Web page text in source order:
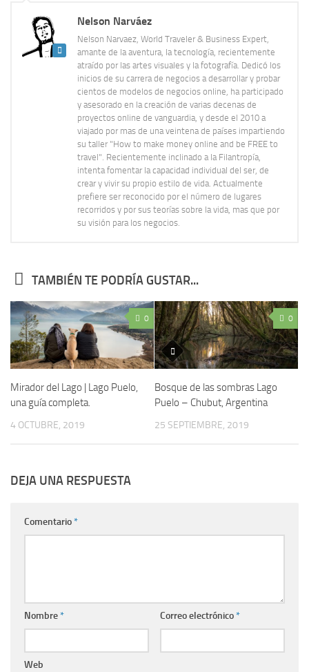
Nelson Narváez
Nelson Narvaez, World Traveler & Business Expert,
amante de la aventura, la tecnología, recientemente
atraído por las artes visuales y la fotografía. Dedicó los
inicios de su carrera de negocios a desarrollar y probar
cientos de modelos de negocios online, ha participado
y asesorado en la creación de varias decenas de
proyectos online de vanguardia, y desde el 2010 a
viajado por mas de una veintena de países impartiendo
su taller "How to make money online and be FREE to
travel". Recientemente inclinado a la Filantropía,
intenta fomentar la capacidad individual del ser, de
crear y vivir su propio estilo de vida. Actualmente
prefiere ser reconocido por el número de lugares
recorridos y por sus teorías sobre la vida, mas que por
su visión para los negocios.
TAMBIÉN TE PODRÍA GUSTAR...
0
Mirador del Lago | Lago Puelo,
una guía completa.
4 OCTUBRE, 2019
0
Bosque de las sombras Lago
Puelo – Chubut, Argentina
25 SEPTIEMBRE, 2019
DEJA UNA RESPUESTA
Comentario*
Nombre* Correo electrónico*
Web